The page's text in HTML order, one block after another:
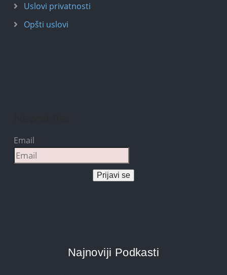
Uslovi privatnosti
Opšti uslovi
Email
Prijavi se
Najnoviji Podkasti